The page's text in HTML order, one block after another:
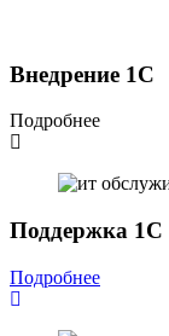
Внедрение 1С
Подробнее
Поддержка 1С
Подробнее